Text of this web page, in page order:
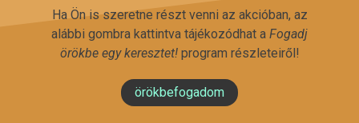
Ha Ön is szeretne részt venni az akcióban, az
alábbi gombra kattintva tájékozódhat a Fogadj
örökbe egy keresztet!program részleteiről!
örökbefogadom